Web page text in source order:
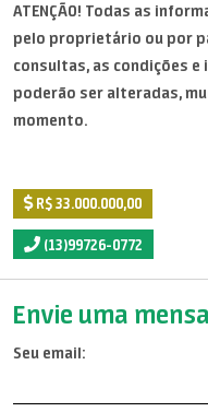
ATENÇÃO! Todas as
pelo proprietário ou por
consultas, as condições
poderão ser alteradas,
momento.
R$ 33.000.000,00
(13)99726-0772
Envie uma
Seu email: